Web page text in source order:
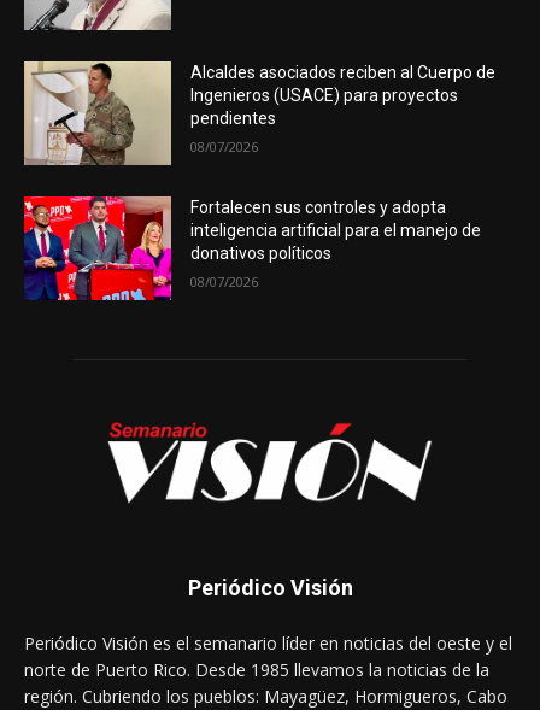
Alcaldes asociados reciben al Cuerpo de
Ingenieros (USACE) para proyectos
pendientes
08/07/2026
Fortalecen sus controles y adopta
inteligencia artificial para el manejo de
donativos políticos
08/07/2026
Periódico Visión
Periódico Visión es el semanario líder en noticias del oeste y el
norte de Puerto Rico. Desde 1985 llevamos la noticias de la
región. Cubriendo los pueblos: Mayagüez, Hormigueros, Cabo